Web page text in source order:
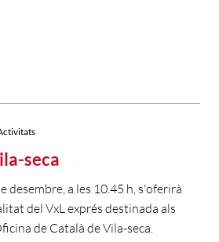
seca
desembre, a les 10.45 h, s'oferirà
del VxL exprés destinada als
de Català de Vila-seca.